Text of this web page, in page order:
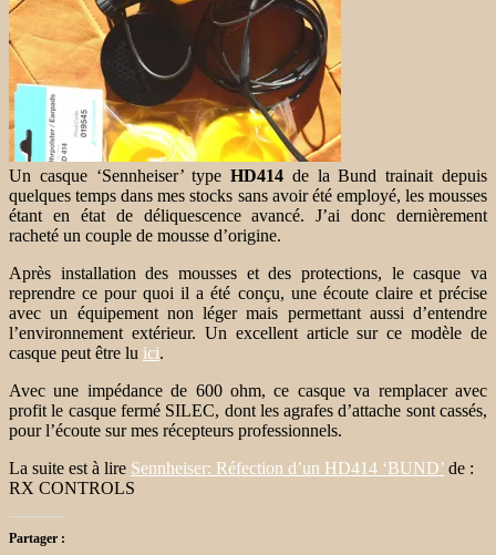
Un casque ‘Sennheiser’ typeHD414 de la Bund trainait depuis
quelques temps dans mes stocks sans avoir été employé, les mousses
étant en état de déliquescence avancé. J’ai donc dernièrement
racheté un couple de mousse d’origine.
Après installation des mousses et des protections, le casque va
reprendre ce pour quoi il a été conçu, une écoute claire et précise
avec un équipement non léger mais permettant aussi d’entendre
l’environnement extérieur. Un excellent article sur ce modèle de
casque peut être lu ici.
Avec une impédance de 600 ohm, ce casque va remplacer avec
profit le casque fermé SILEC, dont les agrafes d’attache sont cassés,
pour l’écoute sur mes récepteurs professionnels.
La suite est à lire Sennheiser: Réfection d’un HD414 ‘BUND’ de :
RX CONTROLS
Partager :